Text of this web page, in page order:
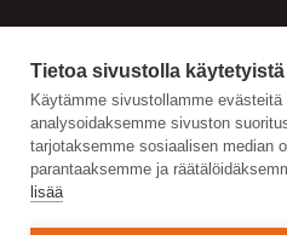
Tietoa sivustolla
Käytämme sivustollamme
analysoidaksemme sivuston
tarjotaksemme sosiaalisen median
parantaaksemme ja
lisää